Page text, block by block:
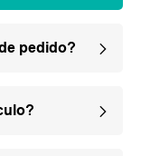
pedido?